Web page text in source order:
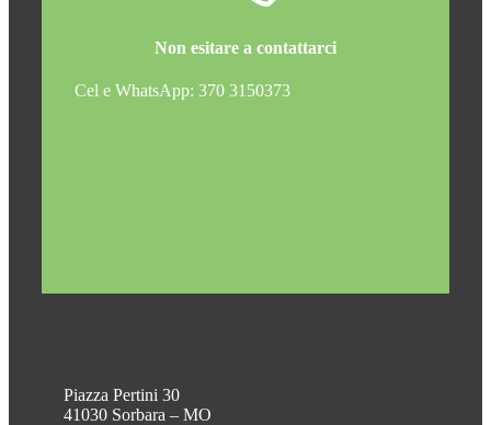
Non esitare a contattarci
Cel e WhatsApp: 370 3150373
Piazza Pertini 30
41030 Sorbara – MO